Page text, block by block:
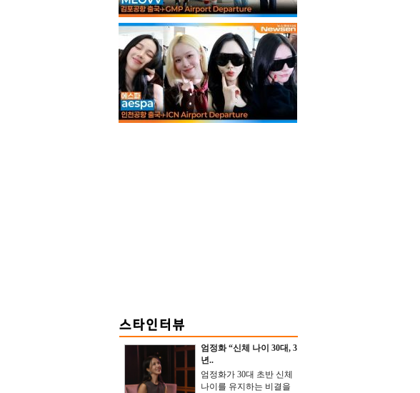
엄정화 “신체 나이 30대, 3
년..
엄정화가 30대 초반 신체
나이를 유지하는 비결을